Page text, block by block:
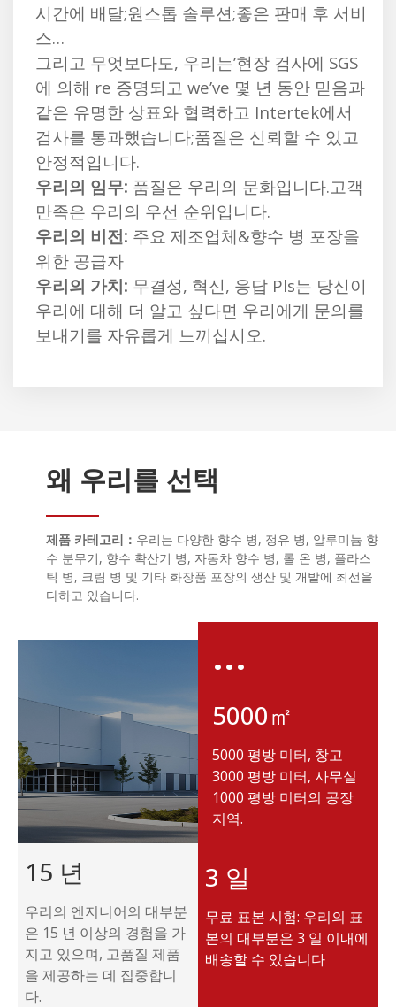
시간에 배달;원스톱 솔루션;좋은 판매 후 서비
스…
그리고 무엇보다도, 우리는’현장 검사에 SGS
에 의해 re 증명되고 we’ve 몇 년 동안 믿음과
같은 유명한 상표와 협력하고 Intertek에서
검사를 통과했습니다;품질은 신뢰할 수 있고
안정적입니다.
우리의 임무: 품질은 우리의 문화입니다.고객
만족은 우리의 우선 순위입니다.
우리의 비전: 주요 제조업체&향수 병 포장을
위한 공급자
우리의 가치: 무결성, 혁신, 응답 Pls는 당신이
우리에 대해 더 알고 싶다면 우리에게 문의를
보내기를 자유롭게 느끼십시오.
왜 우리를 선택
제품 카테고리： 우리는 다양한 향수 병, 정유 병, 알루미늄 향
수 분무기, 향수 확산기 병, 자동차 향수 병, 롤 온 병, 플라스
틱 병, 크림 병 및 기타 화장품 포장의 생산 및 개발에 최선을
다하고 있습니다.
...
5000㎡
5000 평방 미터, 창고
3000 평방 미터, 사무실
1000 평방 미터의 공장
지역.
15 년
우리의 엔지니어의 대부분
은 15 년 이상의 경험을 가
지고 있으며, 고품질 제품
을 제공하는 데 집중합니
다.
3 일
무료 표본 시험: 우리의 표
본의 대부분은 3 일 이내에
배송할 수 있습니다